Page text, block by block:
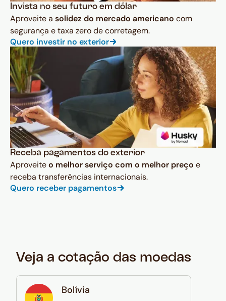
Invista no seu futuro em dólar
Aproveite a solidez do mercado americano com
segurança e taxa zero de corretagem.
Quero investir no exterior
Receba pagamentos do exterior
Aproveiteo melhor serviço com o melhor preço e
receba transferências internacionais.
Quero receber pagamentos
Veja a cotação das moedas
Bolívia